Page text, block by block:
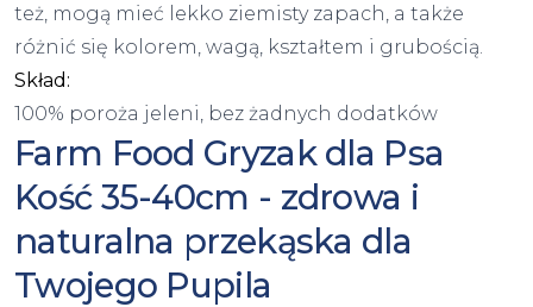
też, mogą mieć lekko ziemisty zapach, a także
różnić się kolorem, wagą, kształtem i grubością.
Skład:
100% poroża jeleni, bez żadnych dodatków
Farm Food Gryzak dla Psa
Kość 35-40cm - zdrowa i
naturalna przekąska dla
Twojego Pupila